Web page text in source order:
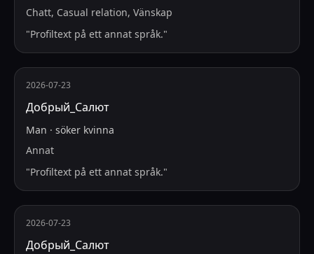
Chatt, Casual relation, Vänskap
"Profiltext på ett annat språk."
2026-07-23
Добрый_Салют
Man · söker kvinna
Annat
"Profiltext på ett annat språk."
2026-07-23
Добрый_Салют